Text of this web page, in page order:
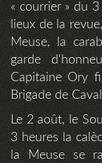
« courrier » du
lieux de la
Meuse, la
garde
Capitaine Ory
Brigade de
Le 2 août, le
3 heures la
la Meuse se